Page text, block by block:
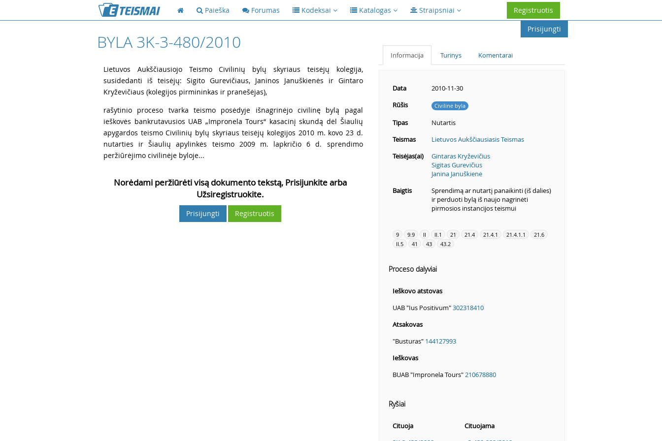
Paieška Forumas Kodeksai Katalogas Straipsniai
Registruotis
Prisijungti
BYLA 3K-3-480/2010
Lietuvos Aukščiausiojo Teismo Civilinių bylų skyriaus teisėjų kolegija,
susidedanti iš teisėjų: Sigito Gurevičiaus, Janinos Januškienės ir Gintaro
Kryževičiaus (kolegijos pirmininkas ir pranešėjas),
rašytinio proceso tvarka teismo posėdyje išnagrinėjo civilinę bylą pagal
ieškovės bankrutavusios UAB „Impronela Tours“ kasacinį skundą dėl Šiaulių
apygardos teismo Civilinių bylų skyriaus teisėjų kolegijos 2010 m. kovo 23 d.
nutarties ir Šiaulių apylinkės teismo 2009 m. lapkričio 6 d. sprendimo
peržiūrėjimo civilinėje byloje...
Norėdami peržiūrėti visą dokumento tekstą, Prisijunkite arba
Užsiregistruokite.
Prisijungti Registruotis
Informacija Turinys Komentarai
Data
2010-11-30
Rūšis
Civilinė byla
Tipas
Nutartis
Teismas
Lietuvos Aukščiausiasis Teismas
Teisėjas(ai)
Gintaras Kryževičius
Sigitas Gurevičius
Janina Januškienė
Baigtis
Sprendimą ar nutartį panaikinti (iš dalies)
ir perduoti bylą iš naujo nagrinėti
pirmosios instancijos teismui
9 9.9 II II.1 21 21.4 21.4.1 21.4.1.1
21.6
II.5
41 43 43.2
Proceso dalyviai
Ieškovo atstovas
UAB "Ius Positivum"302318410
Atsakovas
"Busturas" 144127993
Ieškovas
BUAB "Impronela Tours"210678880
Ryšiai
Cituoja
Cituojama